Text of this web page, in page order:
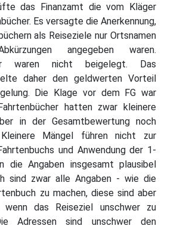
das Finanzamt die vom Kläger
Es versagte die Anerkennung,
als Reiseziele nur Ortsnamen
angegeben waren.
waren nicht beigelegt. Das
daher den geldwerten Vorteil
Die Klage vor dem FG war
hatten zwar kleinere
in der Gesamtbewertung noch
Kleinere Mängel führen nicht zur
und Anwendung der 1-
die Angaben insgesamt plausibel
sind zwar alle Angaben - wie die
zu machen, diese sind aber
wenn das Reiseziel unschwer zu
Adressen sind unschwer den